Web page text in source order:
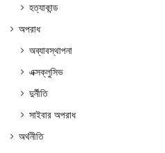
হত্যাকান্ড
অপরাধ
অব্যাবস্থাপনা
এক্সক্লুসিভ
দুর্নীতি
সাইবার অপরাধ
অর্থনীতি